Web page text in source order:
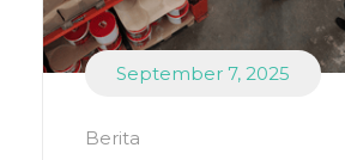
September 7, 2025
Berita